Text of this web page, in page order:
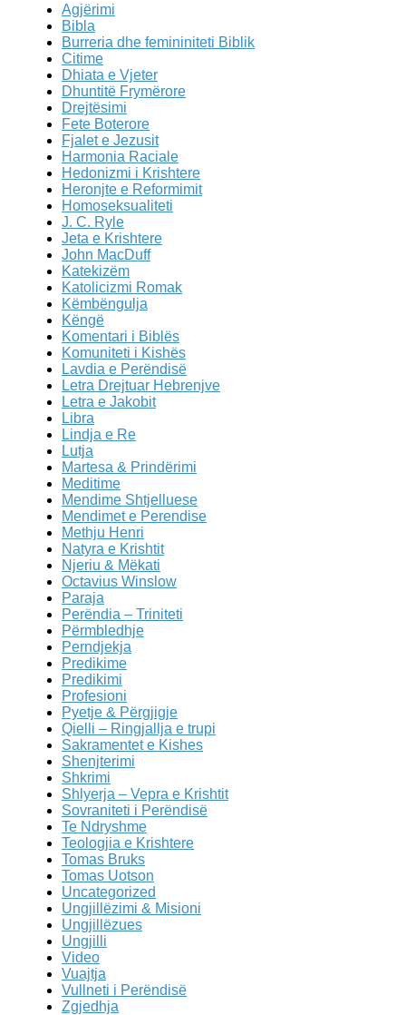
Agjërimi
Bibla
Burreria dhe femininiteti Biblik
Citime
Dhiata e Vjeter
Dhuntitë Frymërore
Drejtësimi
Fete Boterore
Fjalet e Jezusit
Harmonia Raciale
Hedonizmi i Krishtere
Heronjte e Reformimit
Homoseksualiteti
J. C. Ryle
Jeta e Krishtere
John MacDuff
Katekizëm
Katolicizmi Romak
Këmbëngulja
Këngë
Komentari i Biblës
Komuniteti i Kishës
Lavdia e Perëndisë
Letra Drejtuar Hebrenjve
Letra e Jakobit
Libra
Lindja e Re
Lutja
Martesa & Prindërimi
Meditime
Mendime Shtjelluese
Mendimet e Perendise
Methju Henri
Natyra e Krishtit
Njeriu & Mëkati
Octavius Winslow
Paraja
Perëndia – Triniteti
Përmbledhje
Perndjekja
Predikime
Predikimi
Profesioni
Pyetje & Përgjigje
Qielli – Ringjallja e trupi
Sakramentet e Kishes
Shenjterimi
Shkrimi
Shlyerja – Vepra e Krishtit
Sovraniteti i Perëndisë
Te Ndryshme
Teologjia e Krishtere
Tomas Bruks
Tomas Uotson
Uncategorized
Ungjillëzimi & Misioni
Ungjillëzues
Ungjilli
Video
Vuajtja
Vullneti i Perëndisë
Zgjedhja